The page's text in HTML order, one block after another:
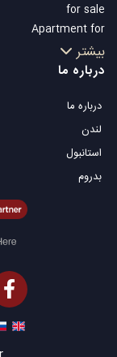
for sale
Apartment for
sale in Istanbul
Istanbul Villas
Apartment for
sale in Antalya
Antalya homes
بیشتر
درباره ما
درباره ما
لندن
استانبول
بدروم